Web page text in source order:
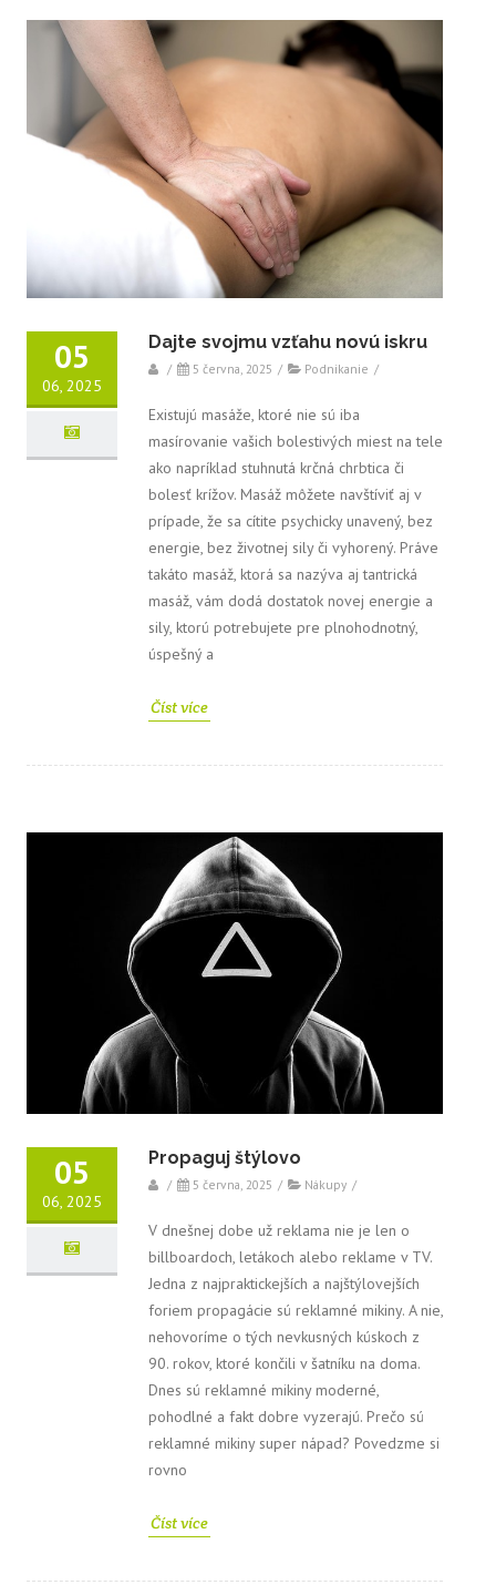
05
06, 2025
Dajte svojmu vzťahu novú iskru
/ 5 června, 2025 / Podnikanie /
Existujú masáže, ktoré nie sú iba
masírovanie vašich bolestivých miest na tele
ako napríklad stuhnutá krčná chrbtica či
bolesť krížov. Masáž môžete navštíviť aj v
prípade, že sa cítite psychicky unavený, bez
energie, bez životnej sily či vyhorený. Práve
takáto masáž, ktorá sa nazýva aj tantrická
masáž, vám dodá dostatok novej energie a
sily, ktorú potrebujete pre plnohodnotný,
úspešný a
Číst více
05
06, 2025
Propaguj štýlovo
/ 5 června, 2025 / Nákupy /
V dnešnej dobe už reklama nie je len o
billboardoch, letákoch alebo reklame v TV.
Jedna z najpraktickejších a najštýlovejších
foriem propagácie sú reklamné mikiny. A nie,
nehovoríme o tých nevkusných kúskoch z
90. rokov, ktoré končili v šatníku na doma.
Dnes sú reklamné mikiny moderné,
pohodlné a fakt dobre vyzerajú. Prečo sú
reklamné mikiny super nápad? Povedzme si
rovno
Číst více